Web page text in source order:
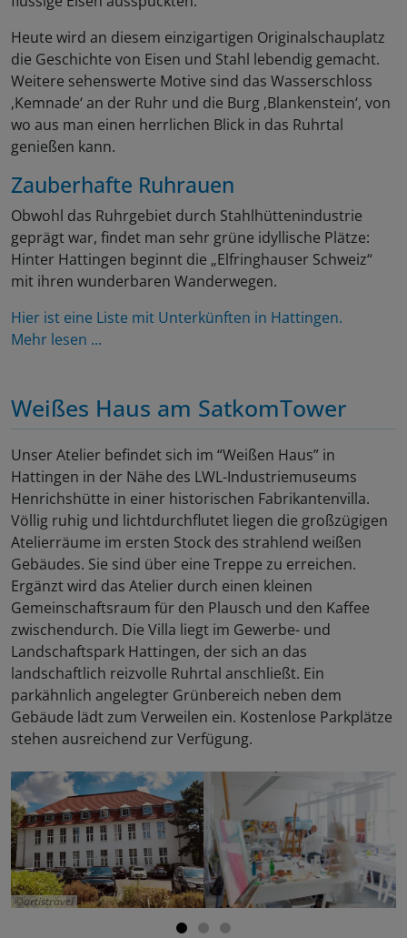
Heute wird an diesem einzigartigen Originalschauplatz
die Geschichte von Eisen und Stahl lebendig gemacht.
Weitere sehenswerte Motive sind das Wasserschloss
‚Kemnade‘ an der Ruhr und die Burg ‚Blankenstein‘, von
wo aus man einen herrlichen Blick in das Ruhrtal
genießen kann.
Zauberhafte Ruhrauen
Obwohl das Ruhrgebiet durch Stahlhüttenindustrie
geprägt war, findet man sehr grüne idyllische Plätze:
Hinter Hattingen beginnt die „Elfringhauser Schweiz“
mit ihren wunderbaren Wanderwegen.
Hier ist eine Liste mit Unterkünften in Hattingen.
Mehr lesen ...
Weißes Haus am SatkomTower
Unser Atelier befindet sich im “Weißen Haus” in
Hattingen in der Nähe des LWL-Industriemuseums
Henrichshütte in einer historischen Fabrikantenvilla.
Völlig ruhig und lichtdurchflutet liegen die großzügigen
Atelierräume im ersten Stock des strahlend weißen
Gebäudes. Sie sind über eine Treppe zu erreichen.
Ergänzt wird das Atelier durch einen kleinen
Gemeinschaftsraum für den Plausch und den Kaffee
zwischendurch. Die Villa liegt im Gewerbe- und
Landschaftspark Hattingen, der sich an das
landschaftlich reizvolle Ruhrtal anschließt. Ein
parkähnlich angelegter Grünbereich neben dem
Gebäude lädt zum Verweilen ein. Kostenlose Parkplätze
stehen ausreichend zur Verfügung.
artistravel